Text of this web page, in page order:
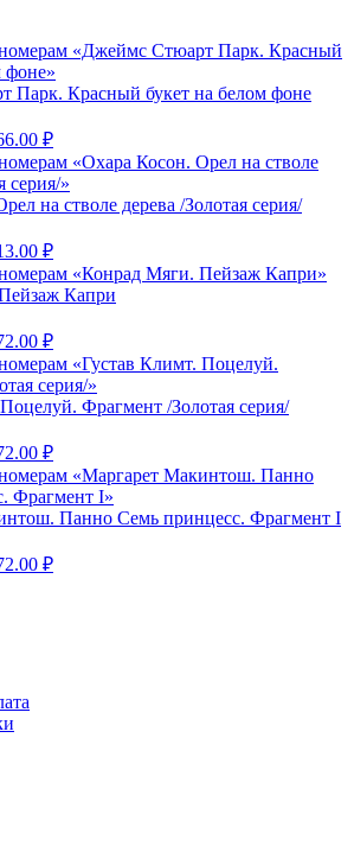
Парк. Красный букет на белом фоне
₽Диапазон
цен:
1354.00 ₽
–
на стволе дерева /Золотая серия/
₽Диапазон
цен:
1114.00 ₽
5013.00 ₽
Капри
₽Диапазон
цен:
1437.00 ₽
–
Фрагмент /Золотая серия/
₽Диапазон
цен:
1437.00 ₽
–
Панно Семь принцесс. Фрагмент I
₽Диапазон